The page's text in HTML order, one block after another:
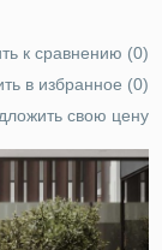
к сравнению (0)
в избранное (0)
свою цену